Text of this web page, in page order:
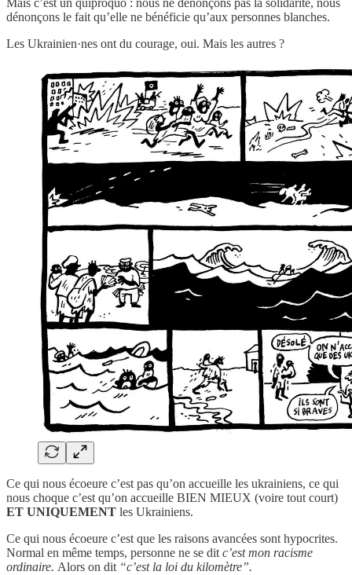
Mais c’est un quiproquo : nous ne dénonçons pas la solidarité, nous
dénonçons le fait qu’elle ne bénéficie qu’aux personnes blanches.
Les Ukrainien·nes ont du courage, oui. Mais les autres ?
Ce qui nous écoeure c’est pas qu’on accueille les ukrainiens, ce qui
nous choque c’est qu’on accueille BIEN MIEUX (voire tout court)
ET UNIQUEMENT les Ukrainiens.
Ce qui nous écoeure c’est que les raisons avancées sont hypocrites.
Normal en même temps, personne ne se dit c’est mon racisme
ordinaire. Alors on dit “c’est la loi du kilomètre”.